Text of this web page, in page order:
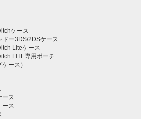
ケース
ドー3DS/2DSケース
Liteケース
LITE専用ポーチ
ース）
ース
ース